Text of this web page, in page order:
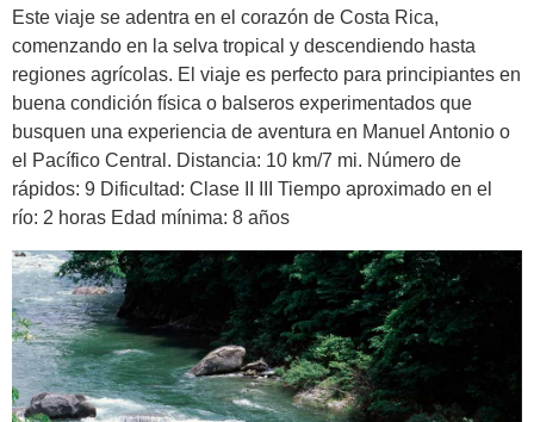
Este viaje se adentra en el corazón de Costa Rica,
comenzando en la selva tropical y descendiendo hasta
regiones agrícolas. El viaje es perfecto para principiantes en
buena condición física o balseros experimentados que
busquen una experiencia de aventura en Manuel Antonio o
el Pacífico Central. Distancia: 10 km/7 mi. Número de
rápidos: 9 Dificultad: Clase II III Tiempo aproximado en el
río: 2 horas Edad mínima: 8 años